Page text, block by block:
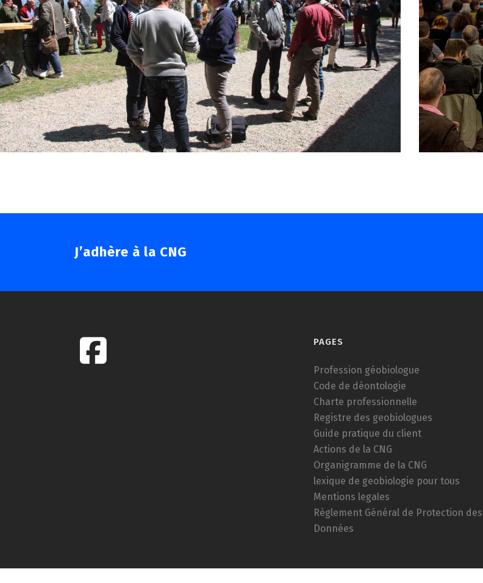
J’adhère à la CNG
PAGES
Profession géobiologue
Code de déontologie
Charte professionnelle
Registre des geobiologues
Guide pratique du client
Actions de la CNG
Organigramme de la CNG
lexique de geobiologie pour tous
Mentions legales
Règlement Général de Protection des
Données